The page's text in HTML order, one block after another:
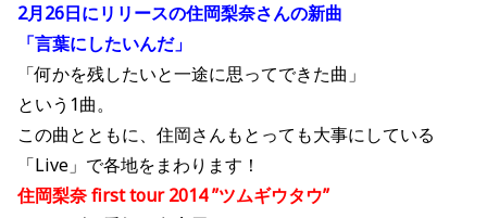
2月26日にリリースの住岡梨奈さんの新曲
「言葉にしたいんだ」
「何かを残したいと一途に思ってできた曲」
という1曲。
この曲とともに、住岡さんもとっても大事にしている
「Live」で各地をまわります！
住岡梨奈 first tour 2014 ”ツムギウタウ”